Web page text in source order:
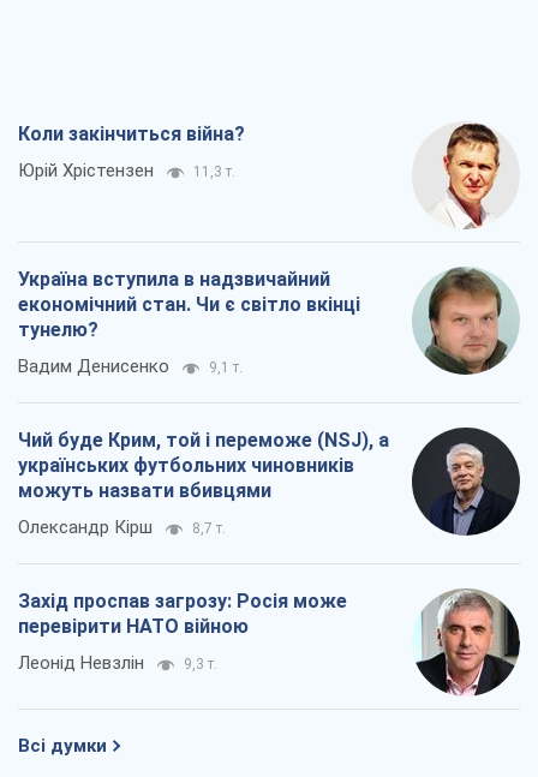
Коли закінчиться війна?
Юрій Хрістензен 11,3 т.
Україна вступила в надзвичайний
економічний стан. Чи є світло вкінці
тунелю?
Вадим Денисенко 9,1 т.
Чий буде Крим, той і переможе (NSJ), а
українських футбольних чиновників
можуть назвати вбивцями
Олександр Кірш 8,7 т.
Захід проспав загрозу: Росія може
перевірити НАТО війною
Леонід Невзлін 9,3 т.
Всі думки